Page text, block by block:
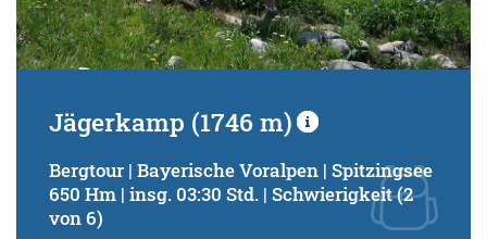
Jägerkamp (1746 m)
Bergtour | Bayerische Voralpen | Spitzingsee
650 Hm | insg. 03:30 Std. | Schwierigkeit (2
von 6)